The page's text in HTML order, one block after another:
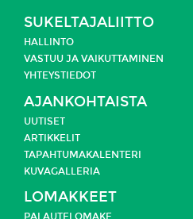
SUKELTAJALIITTO
HALLINTO
VASTUU JA VAIKUTTAMINEN
YHTEYSTIEDOT
AJANKOHTAISTA
UUTISET
ARTIKKELIT
TAPAHTUMAKALENTERI
KUVAGALLERIA
LOMAKKEET
PALAUTELOMAKE